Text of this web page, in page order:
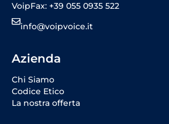
VoipFax: +39 055 0935 522
info@voipvoice.it
Azienda
Chi Siamo
Codice Etico
La nostra offerta